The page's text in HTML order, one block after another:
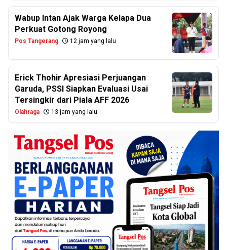
Wabup Intan Ajak Warga Kelapa Dua
Perkuat Gotong Royong
Pos Tangerang 12 jam yang lalu
Erick Thohir Apresiasi Perjuangan
Garuda, PSSI Siapkan Evaluasi Usai
Tersingkir dari Piala AFF 2026
Olahraga 13 jam yang lalu